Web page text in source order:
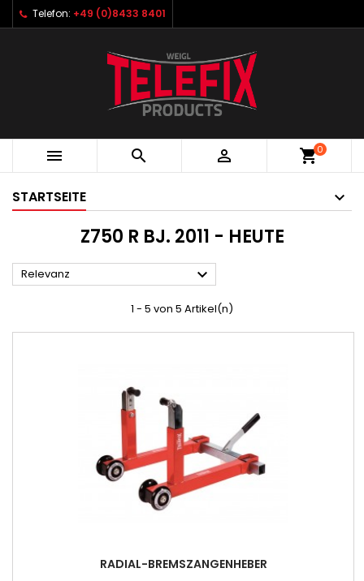
Telefon: +49 (0)8433 8401
   shopping_cart0
STARTSEITE
Z750 R BJ. 2011 - HEUTE
Relevanz 
1 - 5 von 5 Artikel(n)
RADIAL-BREMSZANGENHEBER